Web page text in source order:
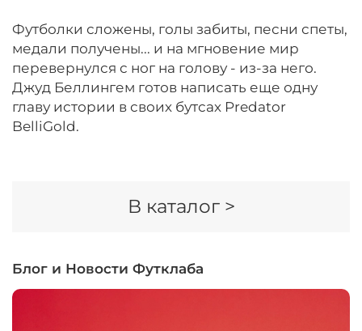
Футболки сложены, голы забиты, песни спеты,
медали получены... и на мгновение мир
перевернулся с ног на голову - из-за него.
Джуд Беллингем готов написать еще одну
главу истории в своих бутсах Predator
BelliGold.
В каталог >
Блог и Новости Футклаба